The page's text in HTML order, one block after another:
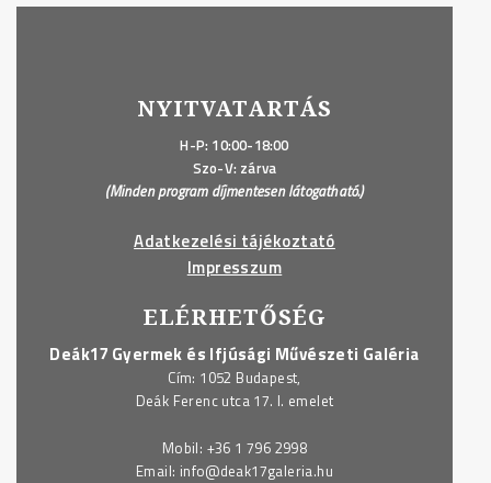
NYITVATARTÁS
H-P: 10:00-18:00
Szo-V: zárva
(Minden program díjmentesen látogatható.)
Adatkezelési tájékoztató
Impresszum
ELÉRHETŐSÉG
Deák17 Gyermek és Ifjúsági Művészeti Galéria
Cím: 1052 Budapest,
Deák Ferenc utca 17. I. emelet
Mobil: +36 1 796 2998
Email: info@deak17galeria.hu